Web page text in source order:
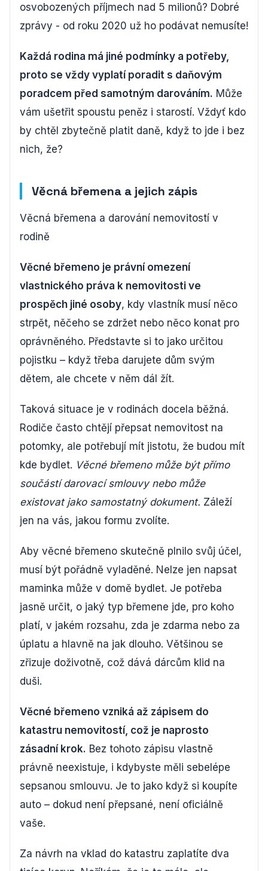
osvobozených příjmech nad 5 milionů? Dobré
zprávy - od roku 2020 už ho podávat nemusíte!
Každá rodina má jiné podmínky a potřeby,
proto se vždy vyplatí poradit s daňovým
poradcem před samotným darováním. Může
vám ušetřit spoustu peněz i starostí. Vždyť kdo
by chtěl zbytečně platit daně, když to jde i bez
nich, že?
Věcná břemena a jejich zápis
Věcná břemena a darování nemovitostí v
rodině
Věcné břemeno je právní omezení
vlastnického práva k nemovitosti ve
prospěch jiné osoby, kdy vlastník musí něco
strpět, něčeho se zdržet nebo něco konat pro
oprávněného. Představte si to jako určitou
pojistku – když třeba darujete dům svým
dětem, ale chcete v něm dál žít.
Taková situace je v rodinách docela běžná.
Rodiče často chtějí přepsat nemovitost na
potomky, ale potřebují mít jistotu, že budou mít
kde bydlet. Věcné břemeno může být přímo
součástí darovací smlouvy nebo může
existovat jako samostatný dokument. Záleží
jen na vás, jakou formu zvolíte.
Aby věcné břemeno skutečně plnilo svůj účel,
musí být pořádně vyladěné. Nelze jen napsat
maminka může v domě bydlet. Je potřeba
jasně určit, o jaký typ břemene jde, pro koho
platí, v jakém rozsahu, zda je zdarma nebo za
úplatu a hlavně na jak dlouho. Většinou se
zřizuje doživotně, což dává dárcům klid na
duši.
Věcné břemeno vzniká až zápisem do
katastru nemovitostí, což je naprosto
zásadní krok. Bez tohoto zápisu vlastně
právně neexistuje, i kdybyste měli sebelépe
sepsanou smlouvu. Je to jako když si koupíte
auto – dokud není přepsané, není oficiálně
vaše.
Za návrh na vklad do katastru zaplatíte dva